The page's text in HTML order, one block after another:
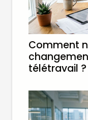
Comment
télétravail ?